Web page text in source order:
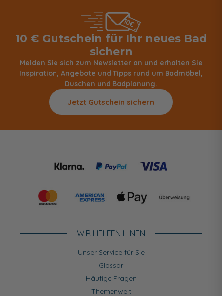
10 € Gutschein für Ihr neues Bad
sichern
Melden Sie sich zum Newsletter an und erhalten Sie
Inspiration, Angebote und Tipps rund um Badmöbel,
Duschen und Badplanung.
Jetzt Gutschein sichern
WIR HELFEN IHNEN
Unser Service für Sie
Glossar
Häufige Fragen
Themenwelt